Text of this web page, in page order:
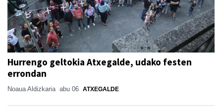
Hurrengo geltokia Atxegalde, udako festen
errondan
Noaua Aldizkaria abu 06 ATXEGALDE